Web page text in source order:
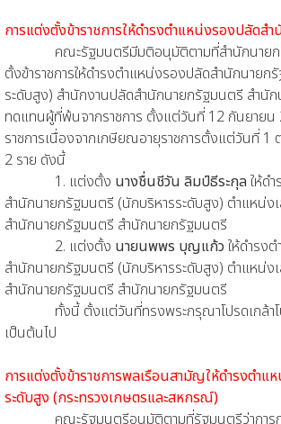
การแต่งตั้งข้าราชการให้ดำรงตำแหน่งรองปลัดส
คณะรัฐมนตรีมีมติอนุมัติตามที่สำนักนายก
ตั้งข้าราชการให้ดำรงตำแหน่งรองปลัดสำนักนายก
ระดับสูง) สำนักงานปลัดสำนักนายกรัฐมนตรี สำนั
ทดแทนผู้ที่พ้นจากราชการ ตั้งแต่วันที่ 12 กันยายน
ราชการเนื่องจากเกษียณอายุราชการตั้งแต่วันที่ 1
2 ราย ดังนี้
1. แต่งตั้ง นางชื่นชีวัน ลิมป์ธีระกุล ให้ด
สำนักนายกรัฐมนตรี (นักบริหารระดับสูง) ตำแหน่ง
สำนักนายกรัฐมนตรี สำนักนายกรัฐมนตรี
2. แต่งตั้ง นายนพพร บุญแก้ว ให้ดำรง
สำนักนายกรัฐมนตรี (นักบริหารระดับสูง) ตำแหน่ง
สำนักนายกรัฐมนตรี สำนักนายกรัฐมนตรี
ทั้งนี้ ตั้งแต่วันที่ทรงพระกรุณาโปรดเกล้า
เป็นต้นไป
การแต่งตั้งข้าราชการพลเรือนสามัญให้ดำรงตำแ
ระดับสูง (กระทรวงเกษตรและสหกรณ์)
คณะรัฐมนตรีอนุมัติตามที่รัฐมนตรีว่าการกร